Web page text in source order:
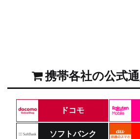
携帯各社の公式
ドコモ
ソフトバンク